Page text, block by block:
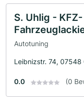
S. Uhlig -
Autotuning
Leibnizstr. 74, 07548
0.0 (0